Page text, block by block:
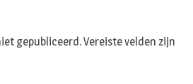
gepubliceerd.Vereiste velden zijn